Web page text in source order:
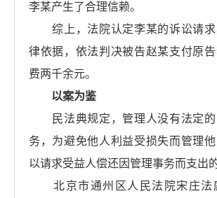
李某产生了合理信赖。
综上，法院认定李某的诉讼请求
律依据，依法判决被告赵某支付原
费两千余元。
以案为鉴
民法典规定，管理人没有法定的
务，为避免他人利益受损失而管理
以请求受益人偿还因管理事务而支出
北京市通州区人民法院宋庄法